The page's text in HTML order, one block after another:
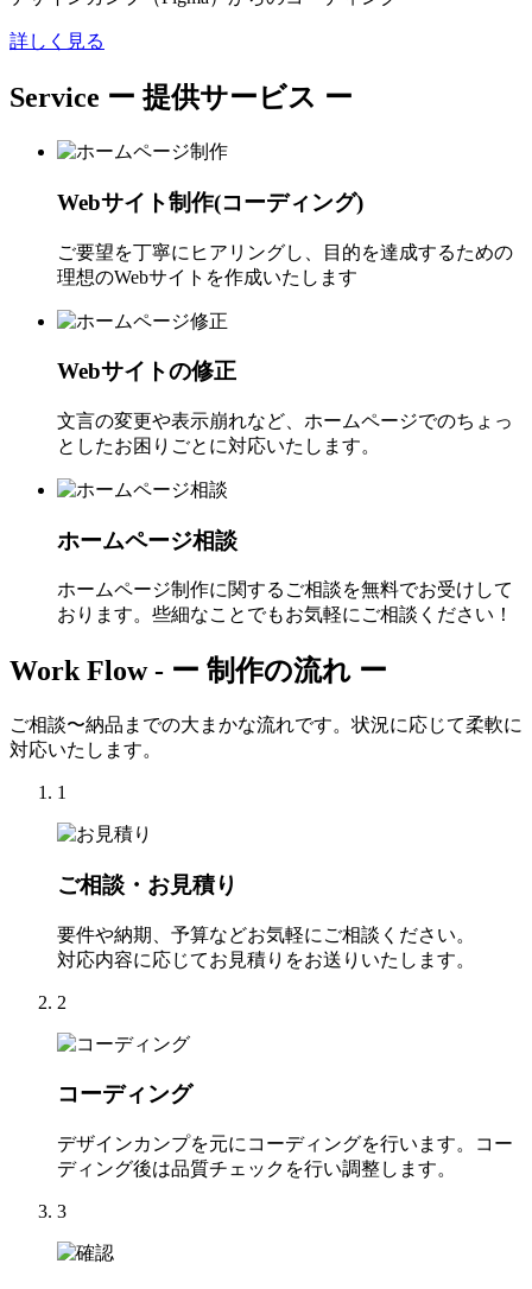
詳しく見る
Service ー 提供サービス ー
Webサイト制作(コーディング)
ご要望を丁寧にヒアリングし、目的を達成するための
理想のWebサイトを作成いたします
Webサイトの修正
文言の変更や表示崩れなど、ホームページでのちょっ
としたお困りごとに対応いたします。
ホームページ相談
ホームページ制作に関するご相談を無料でお受けして
おります。些細なことでもお気軽にご相談ください！
Work Flow - ー 制作の流れ ー
ご相談〜納品までの大まかな流れです。状況に応じて柔軟に
対応いたします。
1
ご相談・お見積り
要件や納期、予算などお気軽にご相談ください。
対応内容に応じてお見積りをお送りいたします。
2
コーディング
デザインカンプを元にコーディングを行います。コー
ディング後は品質チェックを行い調整します。
3